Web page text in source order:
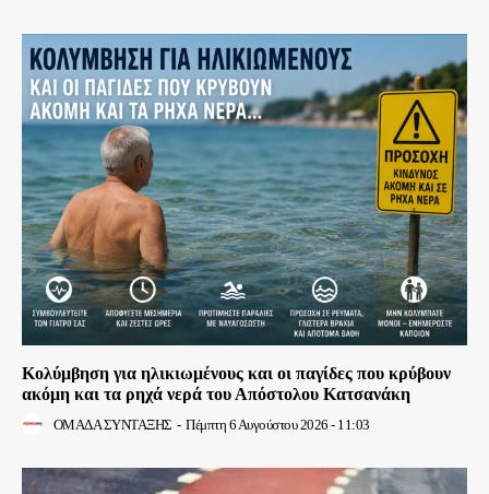
Κολύμβηση για ηλικιωμένους και οι παγίδες που κρύβουν
ακόμη και τα ρηχά νερά του Απόστολου Κατσανάκη
ΟΜΑΔΑ ΣΥΝΤΑΞΗΣ - Πέμπτη 6 Αυγούστου 2026 - 11:03